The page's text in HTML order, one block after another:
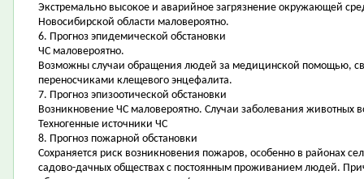
Экстремально высокое и аварийное загрязнение окружающей
Новосибирской области маловероятно.
6. Прогноз эпидемической обстановки
ЧС маловероятно.
Возможны случаи обращения людей за медицинской помощью,
переносчиками клещевого энцефалита.
7. Прогноз эпизоотической обстановки
Возникновение ЧС маловероятно. Случаи заболевания животных
Техногенные источники ЧС
8. Прогноз пожарной обстановки
Сохраняется риск возникновения пожаров, особенно в районах
садово-дачных обществах с постоянным проживанием людей.